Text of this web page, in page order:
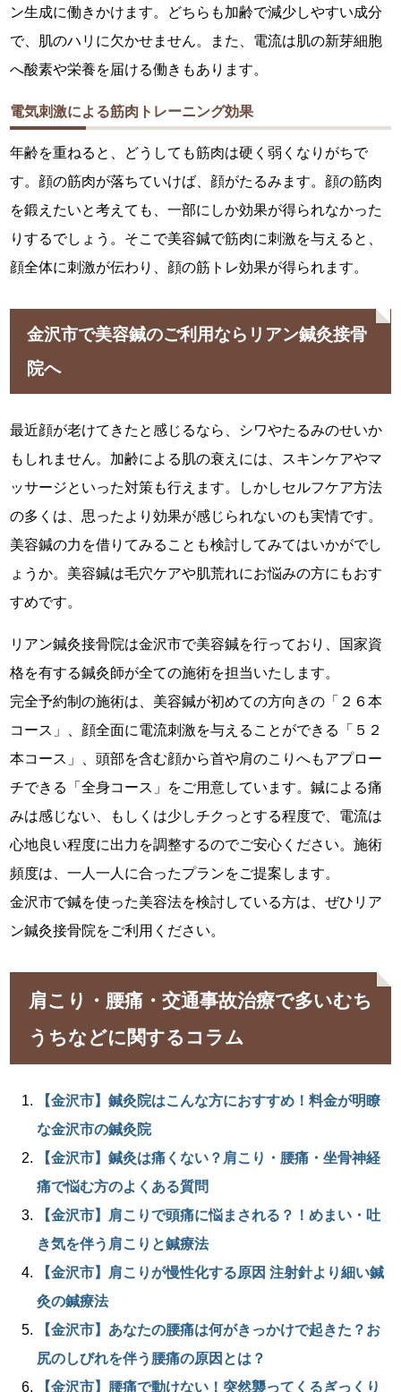
ン生成に働きかけます。どちらも加齢で減少しやすい成分
で、肌のハリに欠かせません。また、電流は肌の新芽細胞
へ酸素や栄養を届ける働きもあります。
電気刺激による筋肉トレーニング効果
年齢を重ねると、どうしても筋肉は硬く弱くなりがちで
す。顔の筋肉が落ちていけば、顔がたるみます。顔の筋肉
を鍛えたいと考えても、一部にしか効果が得られなかった
りするでしょう。そこで美容鍼で筋肉に刺激を与えると、
顔全体に刺激が伝わり、顔の筋トレ効果が得られます。
金沢市で美容鍼のご利用ならリアン鍼灸接骨
院へ
最近顔が老けてきたと感じるなら、シワやたるみのせいか
もしれません。加齢による肌の衰えには、スキンケアやマ
ッサージといった対策も行えます。しかしセルフケア方法
の多くは、思ったより効果が感じられないのも実情です。
美容鍼の力を借りてみることも検討してみてはいかがでし
ょうか。美容鍼は毛穴ケアや肌荒れにお悩みの方にもおす
すめです。
リアン鍼灸接骨院は金沢市で美容鍼を行っており、国家資
格を有する鍼灸師が全ての施術を担当いたします。
完全予約制の施術は、美容鍼が初めての方向きの「２６本
コース」、顔全面に電流刺激を与えることができる「５２
本コース」、頭部を含む顔から首や肩のこりへもアプロー
チできる「全身コース」をご用意しています。鍼による痛
みは感じない、もしくは少しチクっとする程度で、電流は
心地良い程度に出力を調整するのでご安心ください。施術
頻度は、一人一人に合ったプランをご提案します。
金沢市で鍼を使った美容法を検討している方は、ぜひリア
ン鍼灸接骨院をご利用ください。
肩こり・腰痛・交通事故治療で多いむち
うちなどに関するコラム
【金沢市】鍼灸院はこんな方におすすめ！料金が明瞭
な金沢市の鍼灸院
【金沢市】鍼灸は痛くない？肩こり・腰痛・坐骨神経
痛で悩む方のよくある質問
【金沢市】肩こりで頭痛に悩まされる？！めまい・吐
き気を伴う肩こりと鍼療法
【金沢市】肩こりが慢性化する原因 注射針より細い鍼
灸の鍼療法
【金沢市】あなたの腰痛は何がきっかけで起きた？お
尻のしびれを伴う腰痛の原因とは？
【金沢市】腰痛で動けない！突然襲ってくるぎっくり